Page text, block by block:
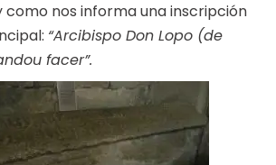
como nos informa una inscripción
“Arcibispo Don Lopo (de
facer”.